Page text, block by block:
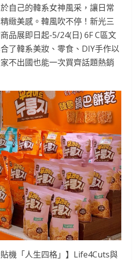
自己的韓系女神風采，讓日常
緻美感。韓風吹不停！新光三
品展即日起-5/24(日) 6F C區文
了韓系美妝、零食、DIY手作以
不出國也能一次買齊話題熱銷
機「人生四格」】Life4Cuts與